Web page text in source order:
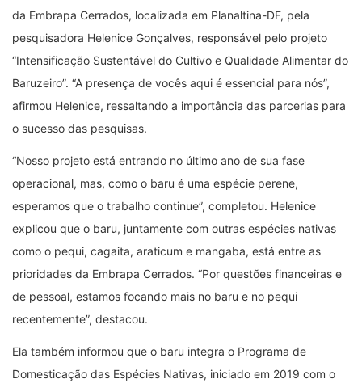
da Embrapa Cerrados, localizada em Planaltina-DF, pela
pesquisadora Helenice Gonçalves, responsável pelo projeto
“Intensificação Sustentável do Cultivo e Qualidade Alimentar do
Baruzeiro”. “A presença de vocês aqui é essencial para nós”,
afirmou Helenice, ressaltando a importância das parcerias para
o sucesso das pesquisas.
“Nosso projeto está entrando no último ano de sua fase
operacional, mas, como o baru é uma espécie perene,
esperamos que o trabalho continue”, completou. Helenice
explicou que o baru, juntamente com outras espécies nativas
como o pequi, cagaita, araticum e mangaba, está entre as
prioridades da Embrapa Cerrados. “Por questões financeiras e
de pessoal, estamos focando mais no baru e no pequi
recentemente”, destacou.
Ela também informou que o baru integra o Programa de
Domesticação das Espécies Nativas, iniciado em 2019 com o